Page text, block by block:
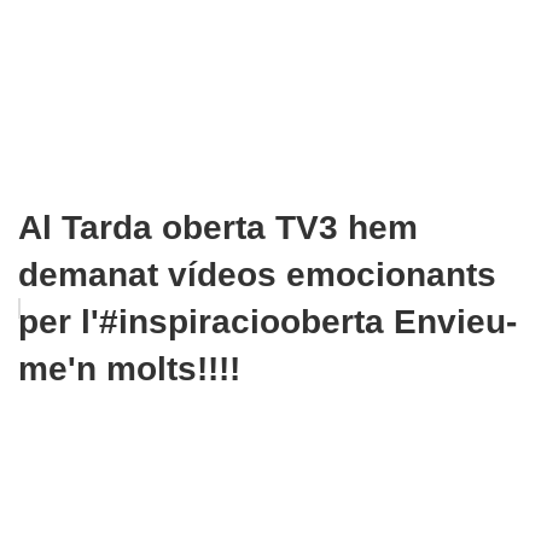
Al Tarda oberta TV3 hem
demanat vídeos emocionants
per l'#inspiraciooberta Envieu-
me'n molts!!!!